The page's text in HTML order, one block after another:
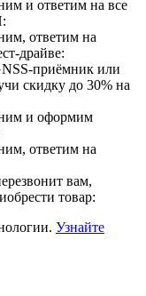
и ответим на все
ответим на
драйве:
приёмник или
скидку до 30% на
и оформим
ответим на
вам,
товар:
Узнайте